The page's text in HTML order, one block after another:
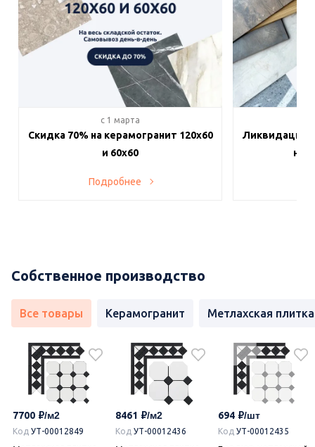
c 1 марта
Скидка 70% на керамогранит 120х60
и 60х60
Подробнее
Ликвидация
на
Собственное производство
Все товары Керамогранит Метлахская плитка
7700
Код УТ-00012849
8461
Код УТ-00012436
694
Код УТ-00012435